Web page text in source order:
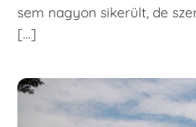
sem nagyon sikerült, de
[…]